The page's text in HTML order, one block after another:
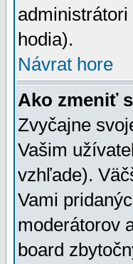
hodia).
Návrat hore
Ako zmeniť
Zvyčajne
Vašim
vzhľade).
Vami
moderátorov
board